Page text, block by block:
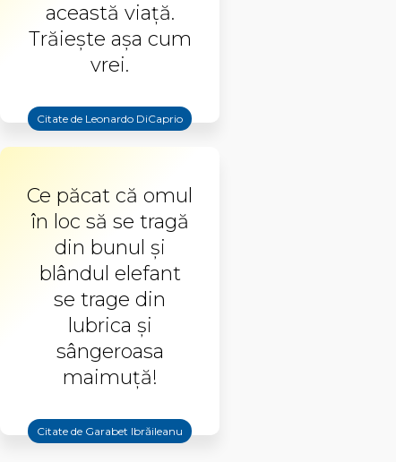
această viaţă.
Trăieşte aşa cum
vrei.
Citate de Leonardo DiCaprio
Ce păcat că omul
în loc să se tragă
din bunul şi
blândul elefant
se trage din
lubrica şi
sângeroasa
maimuţă!
Citate de Garabet Ibrăileanu